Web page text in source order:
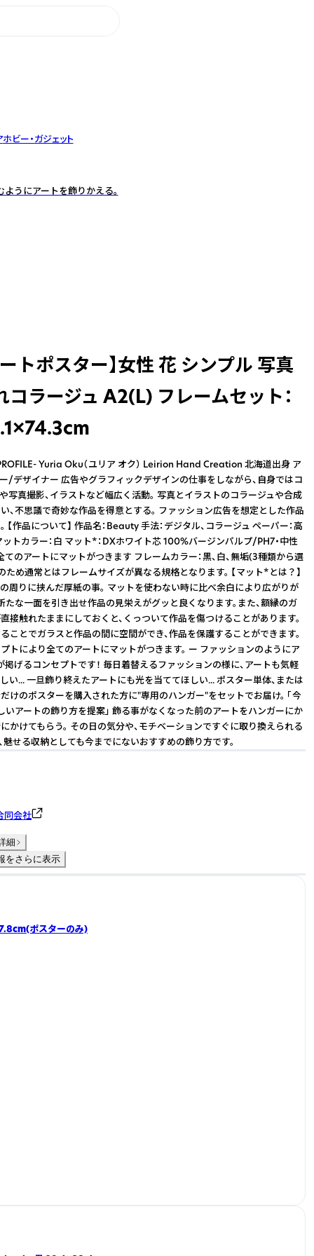
ホビー・ガジェット
うにアートを飾りかえる。
ートポスター】女性 花 シンプル 写真
コラージュ A2(L) フレームセット：
Yuria Oku（ユリア オク） Leirion Hand Creation 北海道出身 ア
/デザイナー 広告やグラフィックデザインの仕事をしながら、自身ではコ
写真撮影、イラストなど幅広く活動。 写真とイラストのコラージュや合成
、不思議で奇妙な作品を得意とする。 ファッション広告を想定とした作品
【作品について】 作品名：Beauty 手法：デジタル、コラージュ ペーパー：高
トカラー：白 マット*：DXホワイト芯 100%バージンパルプ/PH7・中性
のアートにマットがつきます フレームカラー：黒、白、無垢(3種類から選
め通常とはフレームサイズが異なる規格となります。 【マット*とは？】
周りに挟んだ厚紙の事。 マットを使わない時に比べ余白により広がりが
たな一面を引き出せ作品の見栄えがグッと良くなります。また、額縁のガ
接触れたままにしておくと、くっついて作品を傷つけることがあります。
ことでガラスと作品の間に空間ができ、作品を保護することができます。
トにより全てのアートにマットがつきます。 ー ファッションのようにア
掲げるコンセプトです！ 毎日着替えるファッションの様に、アートも気軽
い... 一旦飾り終えたアートにも光を当ててほしい... ポスター単体、または
けのポスターを購入された方に"専用のハンガー"をセットでお届け。 「今
いアートの飾り方を提案」 飾る事がなくなった前のアートをハンガーにか
かけてもらう。 その日の気分や、モチベーションですぐに取り換えられる
魅せる収納としても今までにないおすすめの飾り方です。
同会社
細
をさらに表示
ポスターのみ)